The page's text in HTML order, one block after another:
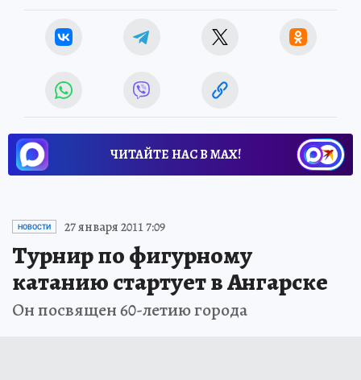
ЧИТАЙТЕ НАС В МАХ!
НОВОСТИ 27 января 2011 7:09
Турнир по фигурному
катанию стартует в Ангарске
Он посвящен 60-летию города